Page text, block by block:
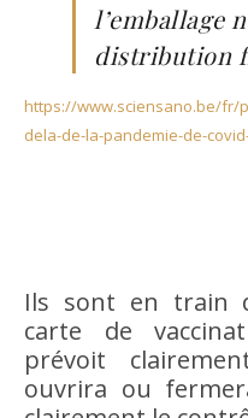
l’emballage
distribution
https://www.sciensano.be/fr/
dela-de-la-pandemie-de-
Ils sont en train
carte de
prévoit
ouvrira ou